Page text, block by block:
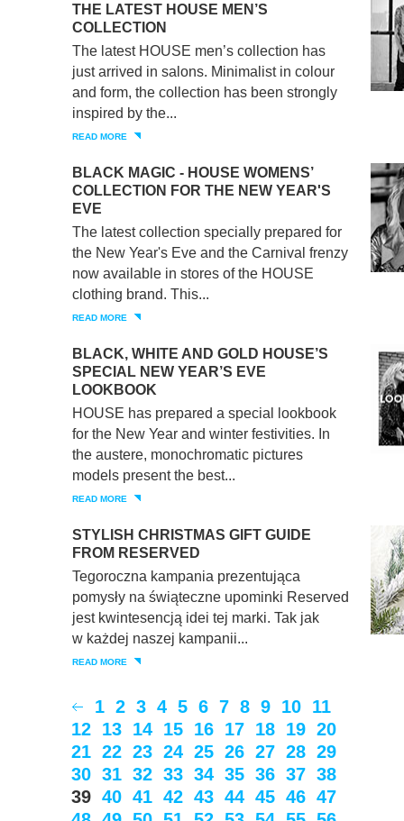
THE LATEST HOUSE MEN’S
COLLECTION
The latest HOUSE men’s collection has
just arrived in salons. Minimalist in colour
and form, the collection has been strongly
inspired by the...
READ MORE
BLACK MAGIC - HOUSE WOMENS’
COLLECTION FOR THE NEW YEAR'S
EVE
The latest collection specially prepared for
the New Year's Eve and the Carnival frenzy
now available in stores of the HOUSE
clothing brand. This...
READ MORE
BLACK, WHITE AND GOLD HOUSE’S
SPECIAL NEW YEAR’S EVE
LOOKBOOK
HOUSE has prepared a special lookbook
for the New Year and winter festivities. In
the austere, monochromatic pictures
models present the best...
READ MORE
STYLISH CHRISTMAS GIFT GUIDE
FROM RESERVED
Tegoroczna kampania prezentująca
pomysły na świąteczne upominki Reserved
jest kwintesencją idei tej marki. Tak jak
w każdej naszej kampanii...
READ MORE
1 2 3 4 5 6 7 8 9 10 11
12 13 14 15 16 17 18 19 20
21 22 23 24 25 26 27 28 29
30 31 32 33 34 35 36 37 38
39 40 41 42 43 44 45 46 47